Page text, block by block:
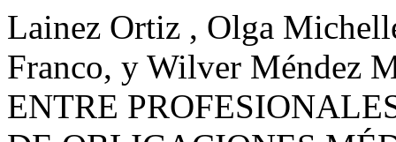
Lainez Ortiz , Olga
Franco, y Wilver Méndez
ENTRE